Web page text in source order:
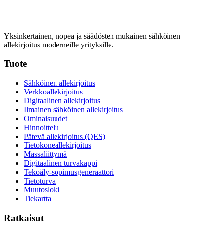
Yksinkertainen, nopea ja säädösten mukainen sähköinen
allekirjoitus moderneille yrityksille.
Tuote
Sähköinen allekirjoitus
Verkkoallekirjoitus
Digitaalinen allekirjoitus
Ilmainen sähköinen allekirjoitus
Ominaisuudet
Hinnoittelu
Pätevä allekirjoitus (QES)
Tietokoneallekirjoitus
Massaliittymä
Digitaalinen turvakappi
Tekoäly-sopimusgeneraattori
Tietoturva
Muutosloki
Tiekartta
Ratkaisut